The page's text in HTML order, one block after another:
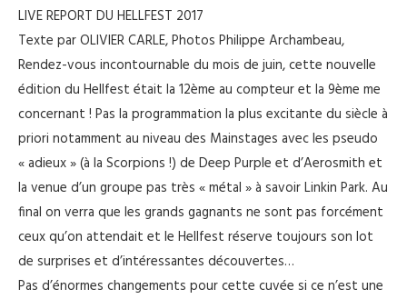
LIVE REPORT DU HELLFEST 2017
Texte par OLIVIER CARLE, Photos Philippe Archambeau,
Rendez-vous incontournable du mois de juin, cette nouvelle
édition du Hellfest était la 12ème au compteur et la 9ème me
concernant ! Pas la programmation la plus excitante du siècle à
priori notamment au niveau des Mainstages avec les pseudo
« adieux » (à la Scorpions !) de Deep Purple et d’Aerosmith et
la venue d’un groupe pas très « métal » à savoir Linkin Park. Au
final on verra que les grands gagnants ne sont pas forcément
ceux qu’on attendait et le Hellfest réserve toujours son lot
de surprises et d’intéressantes découvertes…
Pas d’énormes changements pour cette cuvée si ce n’est une